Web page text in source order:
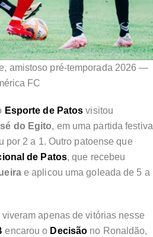
amistoso pré-temporada 2026 —
FC
Esporte de Patos visitou
do Egito, em uma partida festiva
por 2 a 1. Outro patoense que
de Patos, que recebeu
e aplicou uma goleada de 5 a
apenas de vitórias nesse
encarou o Decisão no Ronaldão,